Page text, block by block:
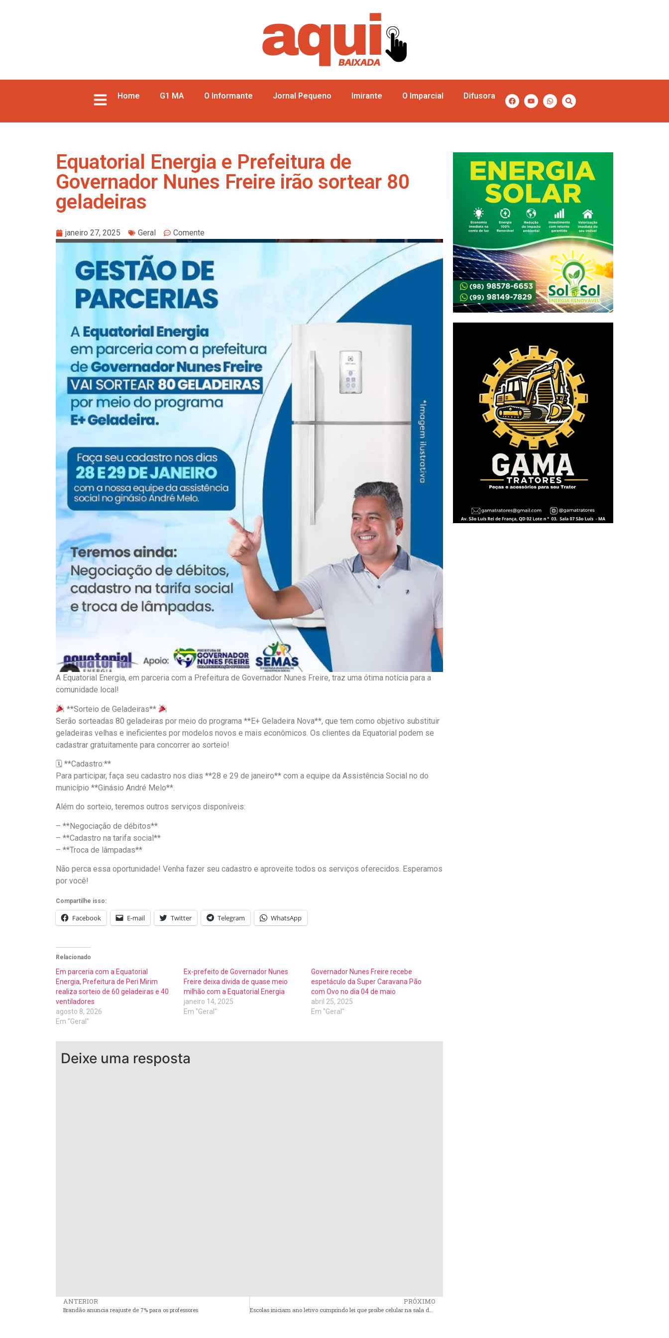
Home G1 MA O Informante Jornal Pequeno Imirante O Imparcial Difusora
Equatorial Energia e Prefeitura de
Governador Nunes Freire irão sortear 80
geladeiras
janeiro 27, 2025 Geral Comente
A Equatorial Energia, em parceria com a Prefeitura de Governador Nunes Freire, traz uma ótima notícia para a
comunidade local!
**Sorteio de Geladeiras**
Serão sorteadas 80 geladeiras por meio do programa **E+ Geladeira Nova**, que tem como objetivo substituir
geladeiras velhas e ineficientes por modelos novos e mais econômicos. Os clientes da Equatorial podem se
cadastrar gratuitamente para concorrer ao sorteio!
🗓 **Cadastro:**
Para participar, faça seu cadastro nos dias **28 e 29 de janeiro** com a equipe da Assistência Social no do
município **Ginásio André Melo**.
Além do sorteio, teremos outros serviços disponíveis:
– **Negociação de débitos**
– **Cadastro na tarifa social**
– **Troca de lâmpadas**
Não perca essa oportunidade! Venha fazer seu cadastro e aproveite todos os serviços oferecidos. Esperamos
por você!
Compartilhe isso:
Facebook E-mail Twitter Telegram WhatsApp
Relacionado
Em parceria com a Equatorial
Energia, Prefeitura de Peri Mirim
realiza sorteio de 60 geladeiras e 40
ventiladores
agosto 8, 2026
Em "Geral"
Ex-prefeito de Governador Nunes
Freire deixa divida de quase meio
milhão com a Equatorial Energia
janeiro 14, 2025
Em "Geral"
Governador Nunes Freire recebe
espetáculo da Super Caravana Pão
com Ovo no dia 04 de maio
abril 25, 2025
Em "Geral"
Deixe uma resposta
ANTERIOR
Brandão anuncia reajuste de 7% para os professores
PRÓXIMO